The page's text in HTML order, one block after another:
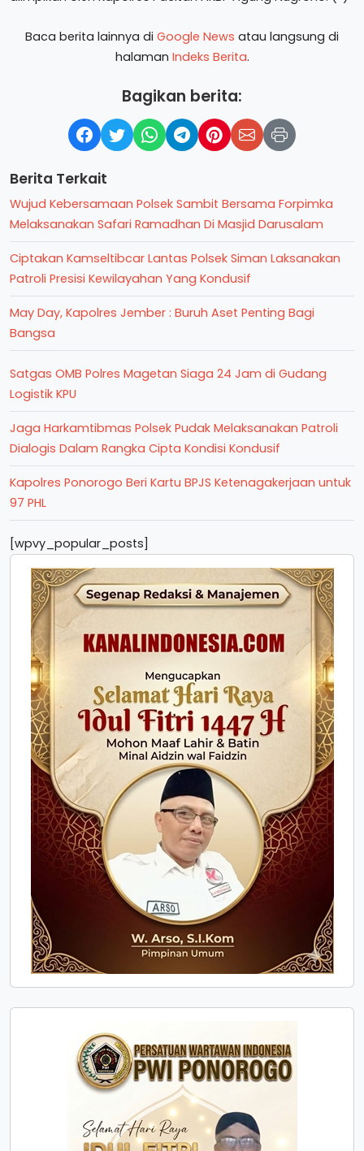
Baca berita lainnya di Google News atau langsung di
halaman Indeks Berita.
Bagikan berita:
Berita Terkait
Wujud Kebersamaan Polsek Sambit Bersama Forpimka
Melaksanakan Safari Ramadhan Di Masjid Darusalam
Ciptakan Kamseltibcar Lantas Polsek Siman Laksanakan
Patroli Presisi Kewilayahan Yang Kondusif
May Day, Kapolres Jember : Buruh Aset Penting Bagi
Bangsa
Satgas OMB Polres Magetan Siaga 24 Jam di Gudang
Logistik KPU
Jaga Harkamtibmas Polsek Pudak Melaksanakan Patroli
Dialogis Dalam Rangka Cipta Kondisi Kondusif
Kapolres Ponorogo Beri Kartu BPJS Ketenagakerjaan untuk
97 PHL
[wpvy_popular_posts]